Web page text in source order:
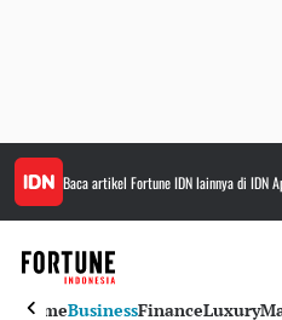
Baca artikel Fortune IDNlainnya di IDN
HomeBusinessFinanceLuxury